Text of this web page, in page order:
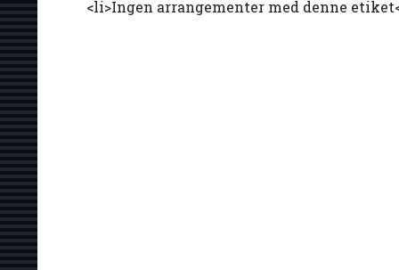
<li>Ingen arrangementer med denne